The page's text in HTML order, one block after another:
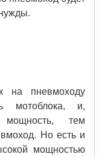
на пневмоходу
мотоблока, и,
тем
Но есть и
мощностью